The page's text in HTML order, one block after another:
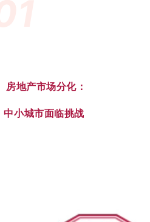
房地产市场分化：
中小城市面临挑战